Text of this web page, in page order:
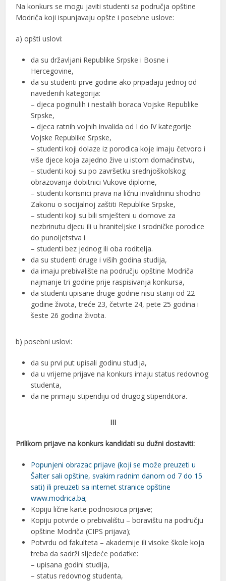
Na konkurs se mogu javiti studenti sa područja opštine
Modriča koji ispunjavaju opšte i posebne uslove:
a) opšti uslovi:
da su državljani Republike Srpske i Bosne i
Hercegovine,
da su studenti prve godine ako pripadaju jednoj od
navedenih kategorija:
– djeca poginulih i nestalih boraca Vojske Republike
Srpske,
– djeca ratnih vojnih invalida od I do IV kategorije
Vojske Republike Srpske,
– studenti koji dolaze iz porodica koje imaju četvoro i
više djece koja zajedno žive u istom domaćinstvu,
– studenti koji su po završetku srednjoškolskog
obrazovanja dobitnici Vukove diplome,
– studenti korisnici prava na ličnu invalidninu shodno
Zakonu o socijalnoj zaštiti Republike Srpske,
– studenti koji su bili smješteni u domove za
nezbrinutu djecu ili u hraniteljske i srodničke porodice
do punoljetstva i
– studenti bez jednog ili oba roditelja.
da su studenti druge i viših godina studija,
da imaju prebivalište na području opštine Modriča
najmanje tri godine prije raspisivanja konkursa,
da studenti upisane druge godine nisu stariji od 22
godine života, treće 23, četvrte 24, pete 25 godina i
šeste 26 godina života.
b) posebni uslovi:
da su prvi put upisali godinu studija,
da u vrijeme prijave na konkurs imaju status redovnog
studenta,
da ne primaju stipendiju od drugog stipenditora.
III
Prilikom prijave na konkurs kandidati su dužni dostaviti:
Popunjeni obrazac prijave (koji se može preuzeti u
Šalter sali opštine, svakim radnim danom od 7 do 15
sati) ili preuzeti sa internet stranice opštine
www.modrica.ba;
Kopiju lične karte podnosioca prijave;
Kopiju potvrde o prebivalištu – boravištu na području
opštine Modriča (CIPS prijava);
Potvrdu od fakulteta – akademije ili visoke škole koja
treba da sadrži sljedeće podatke:
– upisana godini studija,
– status redovnog studenta,